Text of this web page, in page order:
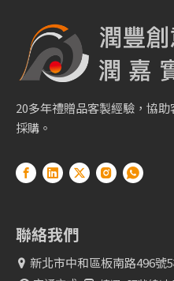
20多年禮贈品客製經驗，協
採購。
聯絡我們
 新北市中和區板南路496號